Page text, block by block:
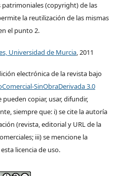
(copyright) de las
la reutilización de las mismas
el punto 2.
Universidad de Murcia, 2011
electrónica de la revista bajo
SinObraDerivada 3.0
pueden copiar, usar, difundir,
siempre que: i) se cite la autoría
(revista, editorial y URL de la
iii) se mencione la
licencia de uso.